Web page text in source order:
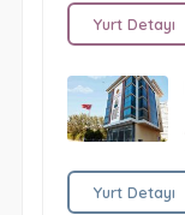
Yurt Detayı
Yurt Detayı